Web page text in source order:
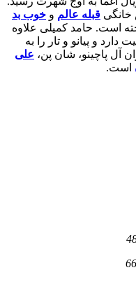
خانگی قبله عالم و خوب بد
است. حامد کمیلی علاوه
دارد و پیانو و تار را به
آل پاچینو، شان پن، علی
است.